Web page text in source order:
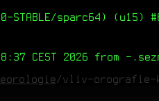
STABLE/sparc64) (u15)
CEST 2026 from -
/vliv-orografie-